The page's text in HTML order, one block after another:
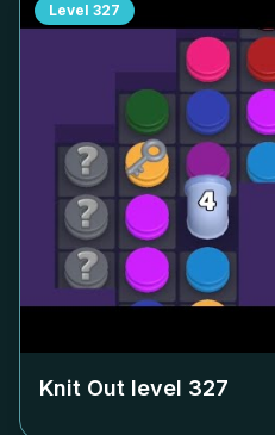
Level 327
Knit Out level 327